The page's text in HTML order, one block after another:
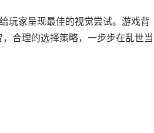
玩家呈现最佳的视觉尝试。游戏背
合理的选择策略，一步步在乱世当